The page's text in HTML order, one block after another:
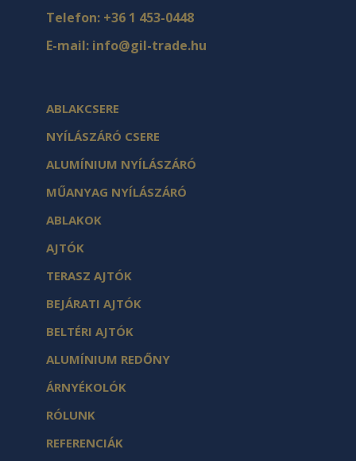
Telefon: +36 1 453-0448
E-mail: info@gil-trade.hu
ABLAKCSERE
NYÍLÁSZÁRÓ CSERE
ALUMÍNIUM NYÍLÁSZÁRÓ
MŰANYAG NYÍLÁSZÁRÓ
ABLAKOK
AJTÓK
TERASZ AJTÓK
BEJÁRATI AJTÓK
BELTÉRI AJTÓK
ALUMÍNIUM REDŐNY
ÁRNYÉKOLÓK
RÓLUNK
REFERENCIÁK